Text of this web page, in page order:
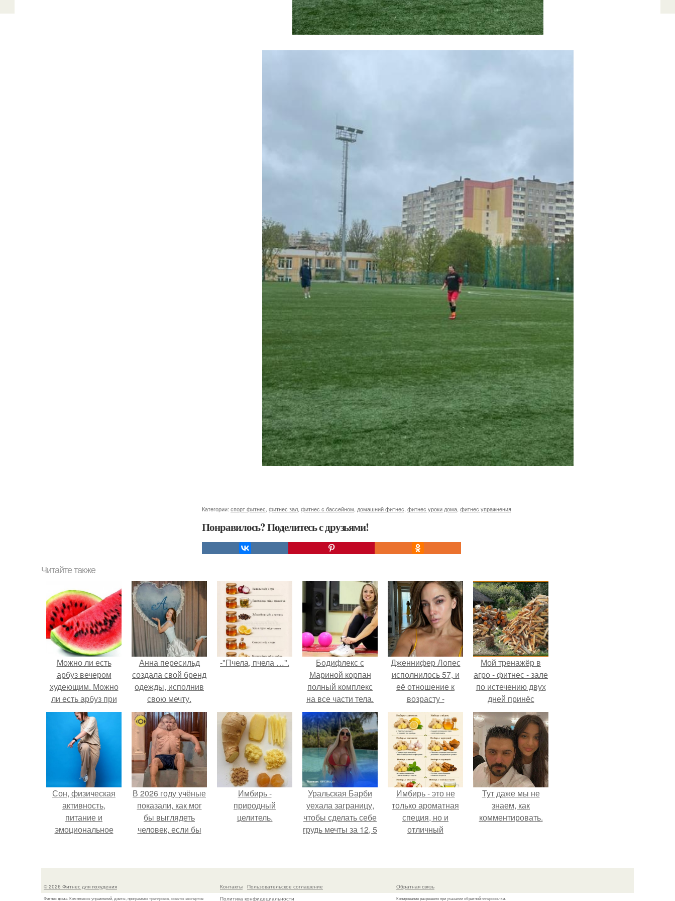
Категории: спорт фитнес фитнес зал фитнес с бассейном домашний фитнес фитнес уроки дома фитнес упражнения
Понравилось? Поделитесь с друзьями!
Читайте также
Можно ли есть
арбуз вечером
худеющим. Можно
ли есть арбуз при
похудении вечером,
калорийность
арбуза
Анна пересильд
создала свой бренд
одежды, исполнив
свою мечту.
-"Пчела, пчела …".
Бодифлекс с
Мариной корпан
полный комплекс
на все части тела.
Немного об авторе
Дженнифер Лопес
исполнилось 57, и
её отношение к
возрасту -
настоящий
манифест
уверенности: "не
говорите, что я
отлично выгляжу
для 57.
Мой тренажёр в
агро - фитнес - зале
по истечению двух
дней принёс
ощутимый
результат.
Сон, физическая
активность,
питание и
эмоциональное
В 2026 году учёные
показали, как мог
бы выглядеть
человек, если бы
специально для
Имбирь -
природный
целитель.
Уральская Барби
уехала заграницу,
чтобы сделать себе
грудь мечты за 12, 5
Имбирь - это не
только ароматная
специя, но и
отличный
и блюд.
Тут даже мы не
знаем, как
комментировать.
© 2026 Фитнес для похудения
Фитнес дома. Комплексы упражнений, диеты, программы тренировок, советы экспертов
Контакты
Пользовательское соглашение
Политика конфидециальности
Обратная связь
Копирование разрешено при указании обратной гиперссылки.